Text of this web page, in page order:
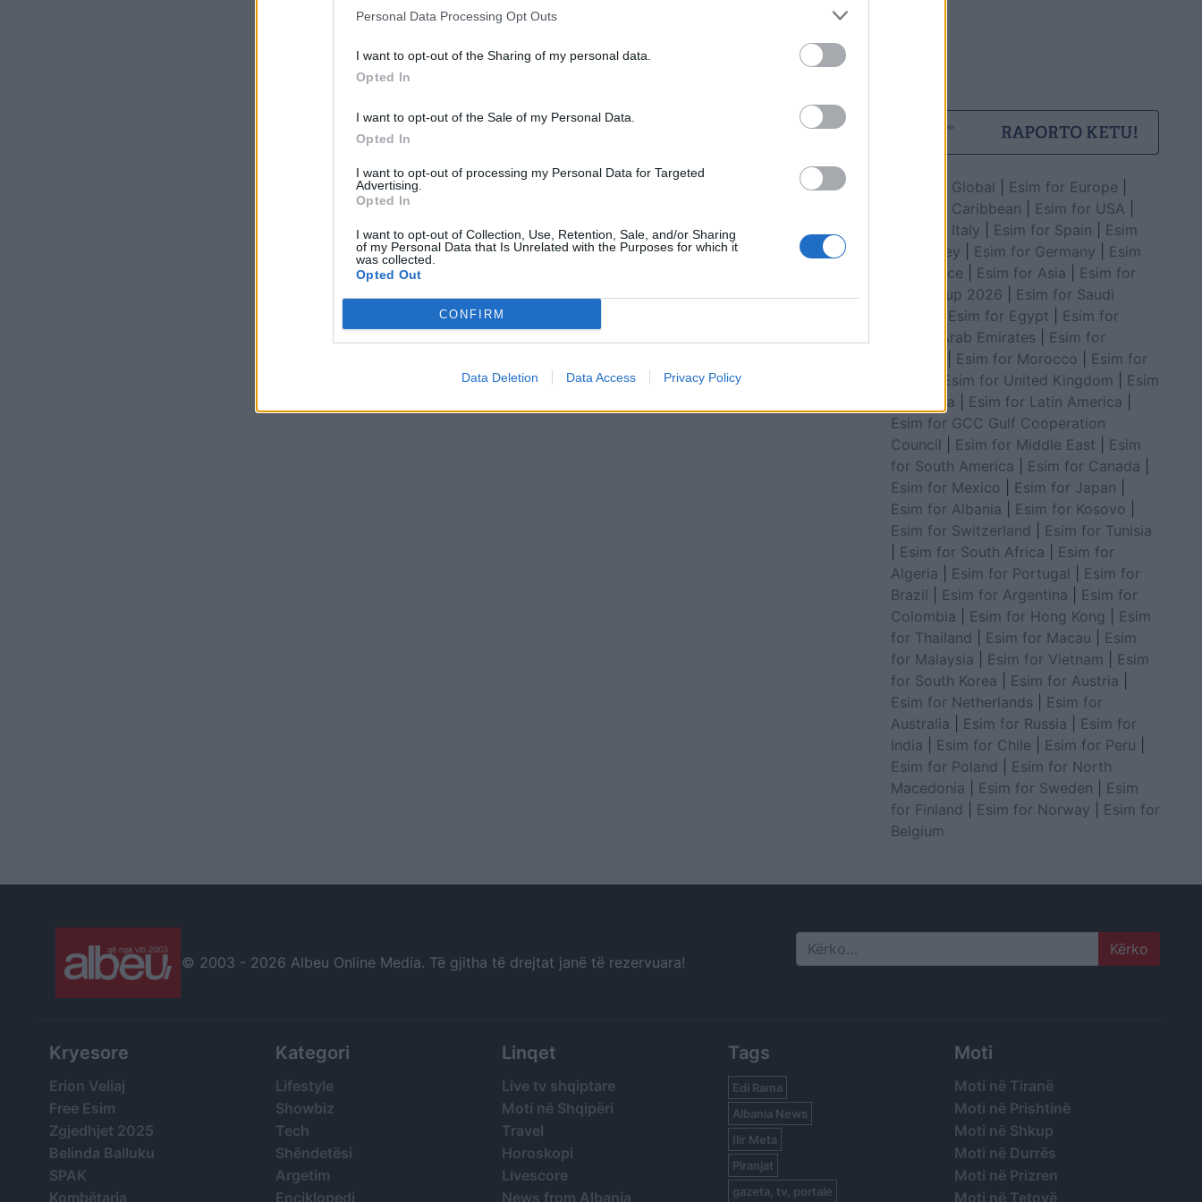
Personal Data Processing Opt Outs
I want to opt-out of the Sharing of my personal data.
Opted In
I want to opt-out of the Sale of my Personal Data.
Opted In
I want to opt-out of processing my Personal Data for Targeted
Advertising.
Opted In
I want to opt-out of Collection, Use, Retention, Sale, and/or Sharing
of my Personal Data that Is Unrelated with the Purposes for which it
was collected.
Opted Out
CONFIRM
Data Deletion Data Access Privacy Policy
Esim for Global Esim for Europe
Esim for Caribbean
Esim for USA
Esim for Italy
Esim for Spain
Esim
for Turkey
Esim for Germany
Esim
for Greece
Esim for Asia
Esim for
World Cup 2026
Esim for Saudi
Esim for Egypt
Esim for
United Arab Emirates
Esim for
Esim for Morocco
Esim for
Esim for United Kingdom
Esim
for Africa
Esim for Latin America
Esim for GCC Gulf Cooperation
Council
Esim for Middle East
Esim
for South America
Esim for Canada
Esim for Mexico
Esim for Japan
Esim for Albania
Esim for Kosovo
Esim for Switzerland
Esim for Tunisia
Esim for South Africa
Esim for
Algeria
Esim for Portugal
Esim for
Brazil
Esim for Argentina
Esim for
Colombia
Esim for Hong Kong
Esim
for Thailand
Esim for Macau
Esim
for Malaysia
Esim for Vietnam
Esim
for South Korea
Esim for Austria
Esim for Netherlands
Esim for
Australia
Esim for Russia
Esim for
India
Esim for Chile Esim for Peru
Esim for Poland
Esim for North
Macedonia
Esim for Sweden
Esim
for Finland
Esim for Norway
Esim for
Belgium
© 2003 - 2026 Albeu Online Media. Të gjitha të drejtat janë të rezervuara! Search
Kryesore
Erion Veliaj
Free Esim
Zgjedhjet 2025
Belinda Balluku
SPAK
Kombëtarja
Kategori
Lifestyle
Showbiz
Tech
Shëndetësi
Argetim
Enciklopedi
Linqet
Live tv shqiptare
Moti në Shqipëri
Travel
Horoskopi
Livescore
News from Albania
Tags
Edi Rama
Albania News
Ilir Meta
Piranjat
gazeta, tv, portale
Moti
Moti në Tiranë
Moti në Prishtinë
Moti në Shkup
Moti në Durrës
Moti në Prizren
Moti në Tetovë